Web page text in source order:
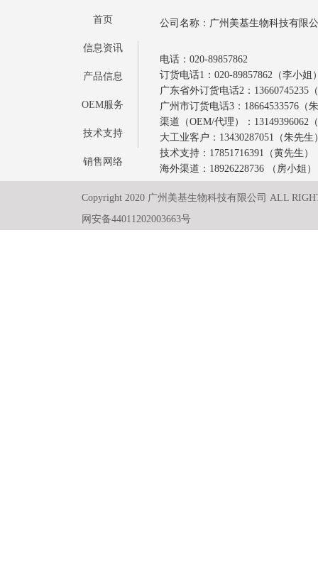
首页
信息资讯
产品信息
OEM服务
技术支持
销售网络
公司名称：广州美基生物科技有限
电话：020-89857862
订货电话1：020-89857862（李小姐
广东省外订货电话2：13660745235
广州市订货电话3：18664533576（
渠道（OEM/代理）：13149396062
大工业客户：13430287051（朱先生
技术支持：17851716391（黄先生）
海外渠道：18926228736 （房小姐）
Copyright 2020 广州美基生物科技有限公司 ALL
网安备44011202003663号